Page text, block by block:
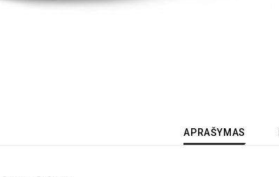
APRAŠYMAS